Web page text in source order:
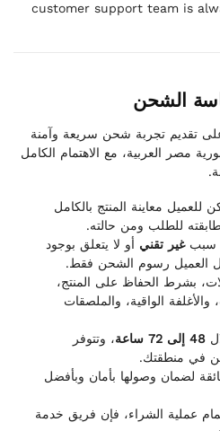
customer support team is
الشحن
تقديم تجربة شحن سريعة وآمنة
مصر العربية، مع الاهتمام الكامل
للعميل معاينة المنتج بالكامل
للطلب ومن حالته.
سببغير تقني أو لا يتعلق بوجود
العميل رسوم الشحن فقط.
بشرط الحفاظ على المنتج،
والأغلفة الواقية، والملصقات
48 إلى 72 ساعة
، وتتوفر
في منطقتك.
لضمان وصولها بأمان وبأفضل
عملية الشراء، فإن فريق خدمة